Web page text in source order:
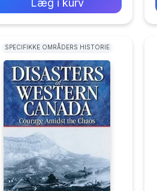
Læg i kurv
SPECIFIKKE OMRÅDERS HISTORIE